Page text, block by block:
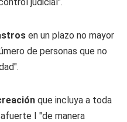
en un plazo no mayor
de personas que no
que incluya a toda
I "de manera